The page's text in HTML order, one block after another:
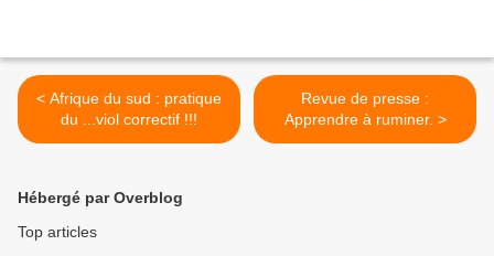
< Afrique du sud : pratique
du ...viol correctif !!!
Revue de presse :
Apprendre à ruminer. >
Hébergé par Overblog
Top articles